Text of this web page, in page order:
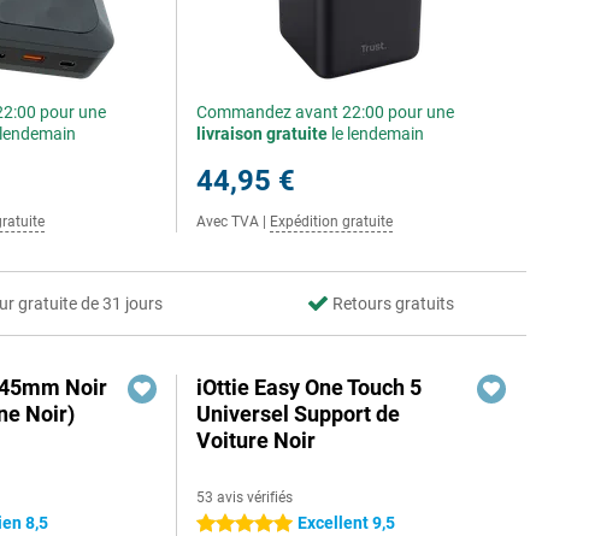
pour une
lendemain
Commandez avant 22:00 pour une
livraison gratuite le lendemain
44,95 €
Avec TVA Expédition gratuite
gratuite de 31 jours Retours gratuits
Noir
Noir)
8,5
iOttie Easy One Touch 5
Universel Support de
Voiture Noir
53 avis vérifiés
5 étoiles Excellent 9,5